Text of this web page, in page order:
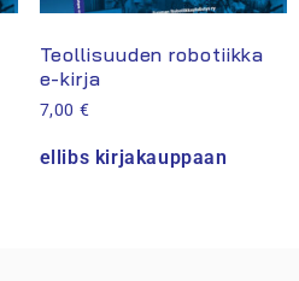
Teollisuuden robotiikka
e-kirja
7,00 €
ellibs kirjakauppaan